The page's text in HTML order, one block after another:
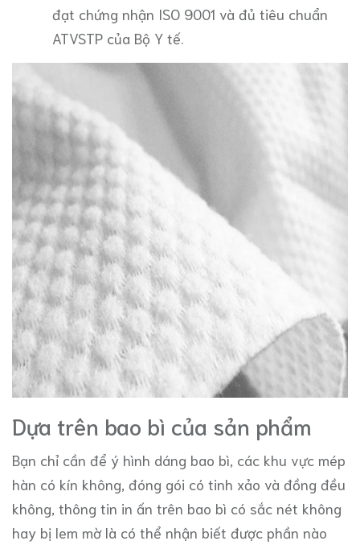
đạt chứng nhận ISO 9001 và đủ tiêu chuẩn
ATVSTP của Bộ Y tế.
Dựa trên bao bì của sản phẩm
Bạn chỉ cần để ý hình dáng bao bì, các khu vực mép
hàn có kín không, đóng gói có tinh xảo và đồng đều
không, thông tin in ấn trên bao bì có sắc nét không
hay bị lem mờ là có thể nhận biết được phần nào